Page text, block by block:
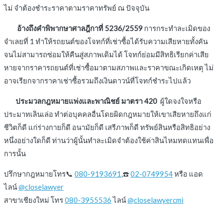
ไม่ จำต้องชำระราคาตามราคาทรัพย์ ณ ปัจจุบัน
อ้างถึงคำพิพากษาศาลฎีกาที่ 5236/2559 การกระทำละเมิดของ
จำเลยที่ 1 ทำให้รถยนต์ของโจทก์ที่เช่าซื้อได้รับความเสียหายทั้งคัน
จนไม่สามารถซ่อมให้คืนสู่สภาพเดิมได้ โจทก์ย่อมมีสิทธิเรียกค่าเสีย
หายจากราคารถยนต์ที่เช่าซื้อมาตามสภาพและราคาขณะเกิดเหตุ ไม่
อาจเรียกจากราคาเช่าซื้อรวมถึงเงินดาวน์ที่โจทก์ชำระไปแล้ว
ประมวลกฎหมายแพ่งและพาณิชย์ มาตรา 420 ผู้ใดจงใจหรือ
ประมาทเลินเล่อ ทำต่อบุคคลอื่นโดยผิดกฎหมายให้เขาเสียหายถึงแก่
ชีวิตก็ดี แก่ร่างกายก็ดี อนามัยก็ดี เสรีภาพก็ดี ทรัพย์สินหรือสิทธิอย่าง
หนึ่งอย่างใดก็ดี ท่านว่าผู้นั้นทำละเมิดจำต้องใช้ค่าสินไหมทดแทนเพื่อ
การนั้น
ปรึกษากฎหมายโทร📞 080-9193691,☎️02-0749954หรือ แอด
ไลน์@closelawyer
สาขาเชียงใหม่ โทร080-3955536ไลน์@closelawyercmi